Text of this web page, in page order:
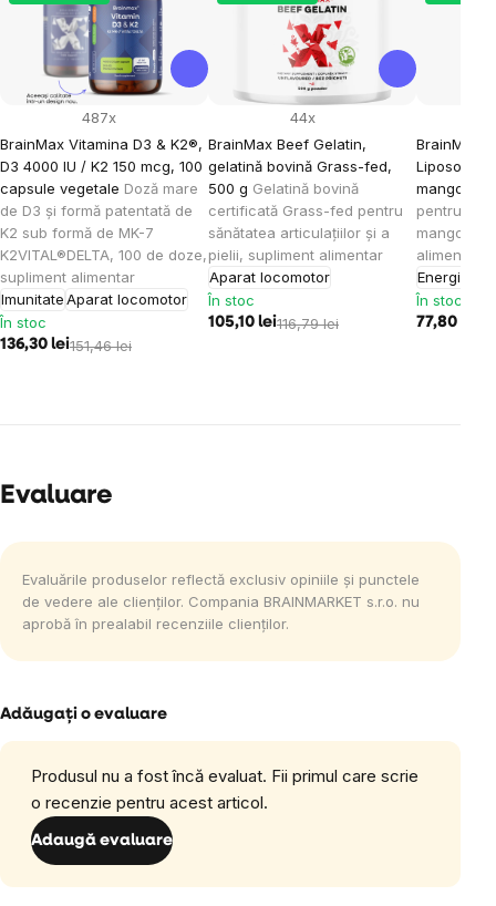
BrainMax Vitamina D3 & K2®,
D3 4000 IU / K2 150 mcg, 100
capsule vegetale Doză mare
de D3 și formă patentată de
K2 sub formă de MK-7
K2VITAL®DELTA, 100 de doze,
supliment alimentar
ImunitateAparat locomotor
487x
În stoc
136,30 lei151,46 lei
BrainMax Beef Gelatin,
gelatină bovină Grass-fed,
500 g Gelatină bovină
certificată Grass-fed pentru
sănătatea articulațiilor și a
pielii, supliment alimentar
Aparat locomotor
44x
În stoc
105,10 lei116,79 lei
BrainMax
Liposomal
mango,
pentru
mango, 30
alimentar
Energie
În stoc
77,80 lei
Evaluare
Evaluările produselor reflectă exclusiv opiniile și punctele
de vedere ale clienților. Compania BRAINMARKET s.r.o. nu
aprobă în prealabil recenziile clienților.
Adăugaţi o evaluare
Produsul nu a fost încă evaluat. Fii primul care scrie
o recenzie pentru acest articol.
Adaugă evaluare